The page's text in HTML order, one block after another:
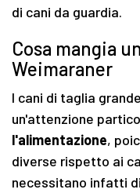
di cani da guardia.
Cosa mangia
Weimaraner
I cani di taglia
un'attenzione
l'alimentazione,
diverse rispetto ai
necessitano infatti